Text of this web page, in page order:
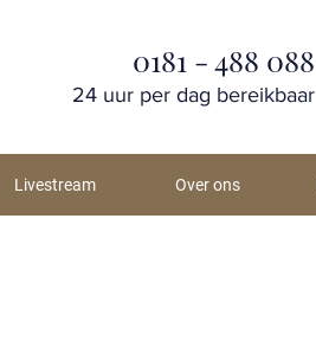
0181 - 488 088
24 uur per dag bereikbaar
Livestream Over ons